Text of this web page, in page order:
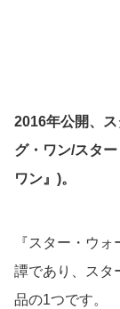
2016年公開、
グ・ワン/スタ
ワン』)。
『スター・ウ
譚であり、スタ
品の1つです。